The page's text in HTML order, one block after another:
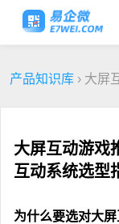
产品知识库 › 大屏
大屏互动游戏
互动系统选型
为什么要选对大